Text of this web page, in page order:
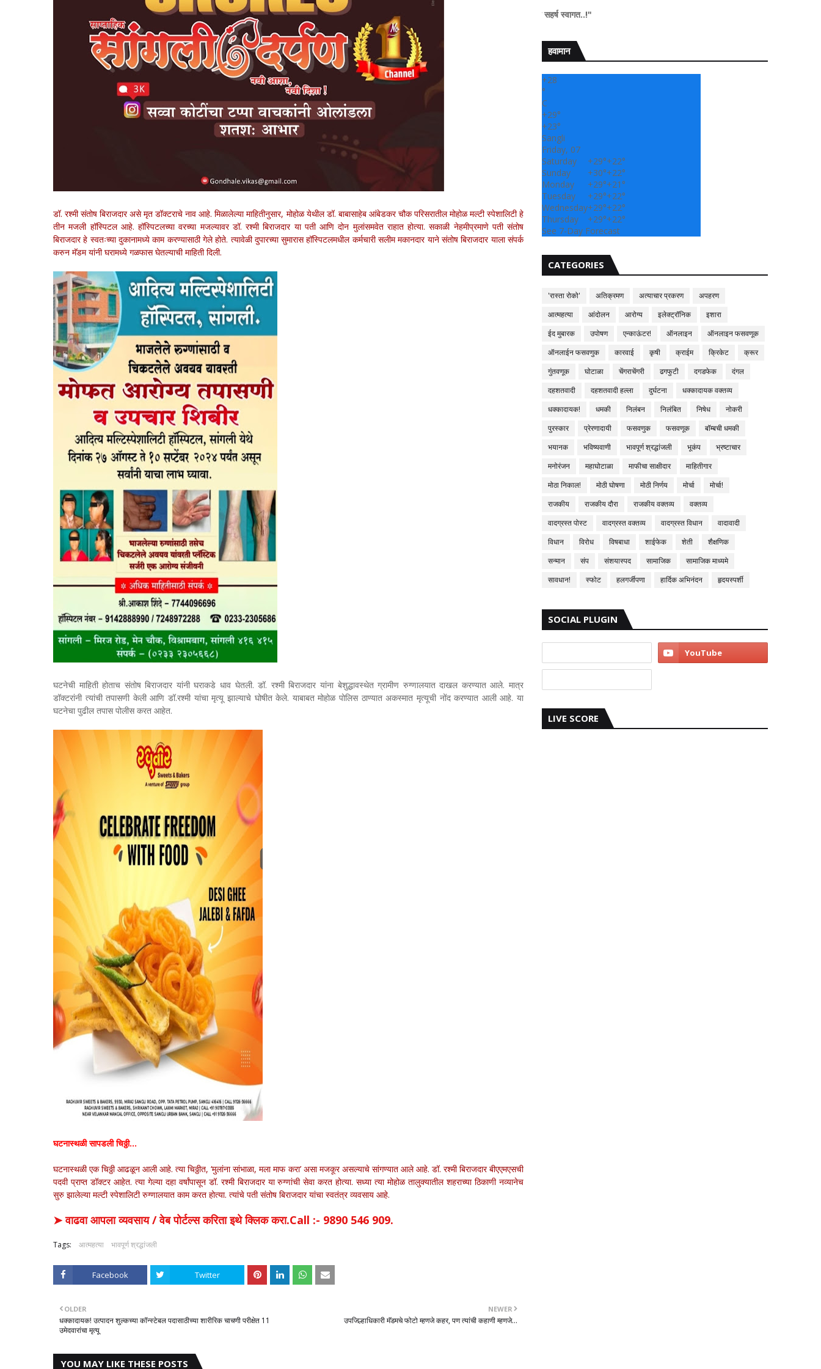
डॉ. रश्मी संतोष बिराजदार असे मृत डॉक्टराचे नाव आहे. मिळालेल्या माहितीनुसार, मोहोळ येथील डॉ. बाबासाहेब आंबेडकर चौक परिसरातील मोहोळ मल्टी स्पेशालिटी हे
तीन मजली हॉस्पिटल आहे. हॉस्पिटलच्या वरच्या मजल्यावर डॉ. रश्मी बिराजदार या पती आणि दोन मुलांसमवेत राहात होत्या. सकाळी नेहमीप्रमाणे पती संतोष
बिराजदार हे स्वतःच्या दुकानामध्ये काम करण्यासाठी गेले होते. त्यावेळी दुपारच्या सुमारास हॉस्पिटलमधील कर्मचारी सलीम मकानदार याने संतोष बिराजदार याला संपर्क
करुन मॅडम यांनी घरामध्ये गळफास घेतल्याची माहिती दिली.
घटनेची माहिती होताच संतोष बिराजदार यांनी घराकडे धाव घेतली. डॉ. रश्मी बिराजदार यांना बेशुद्धावस्थेत ग्रामीण रुग्णालयात दाखल करण्यात आले. मात्र
डॉक्टरांनी त्यांची तपासणी केली आणि डॉ.रश्मी यांचा मृत्यू झाल्याचे घोषीत केले. याबाबत मोहोळ पोलिस ठाण्यात अकस्मात मृत्यूची नोंद करण्यात आली आहे. या
घटनेचा पुढील तपास पोलीस करत आहेत.
घटनास्थळी सापडली चिठ्ठी…
घटनास्थळी एक चिठ्ठी आढळून आली आहे. त्या चिठ्ठीत, ‘मुलांना सांभाळा, मला माफ करा’ असा मजकूर असल्याचे सांगण्यात आले आहे. डॉ. रश्मी बिराजदार बीएएमएसची
पदवी प्राप्त डॉक्टर आहेत. त्या गेल्या दहा वर्षांपासून डॉ. रश्मी बिराजदार या रुग्णांची सेवा करत होत्या. सध्या त्या मोहोळ तालुक्यातील शहराच्या ठिकाणी नव्यानेच
सुरु झालेल्या मल्टी स्पेशालिटी रुग्णालयात काम करत होत्या. त्यांचे पती संतोष बिराजदार यांचा स्वतंत्र व्यवसाय आहे.
➤ वाढवा आपला व्यवसाय / वेब पोर्टल्स करिता इथे क्लिक करा.Call :- 9890 546 909.
Tags: आत्महत्या भावपूर्ण श्रद्धांजली
Facebook Twitter
NEWER
उपजिल्हाधिकारी मॅडमचे फोटो म्हणजे कहर, पण त्यांची कहाणी म्हणजे...
OLDER
धक्कादायक! उत्पादन शुल्कच्या कॉन्स्टेबल पदासाठीच्या शारीरिक चाचणी परीक्षेत 11
उमेदवारांचा मृत्यू
YOU MAY LIKE THESE POSTS
हवामान
+28
°
C
+29°
+23°
Sangli
Friday, 07
Saturday
+29°+22°
Sunday
+30°+22°
Monday
+29°+21°
Tuesday
+29°+22°
Wednesday+29°+22°
Thursday
+29°+22°
See 7-Day Forecast
CATEGORIES
'रास्ता रोको' अतिक्रमण अत्याचार प्रकरण
अपहरण
आत्महत्या
आंदोलन आरोग्य इलेक्ट्रॉनिक
इशारा
ईद मुबारक
उपोषण एन्काऊंटर! ऑनलाइन
ऑनलाइन फसवणूक
ऑनलाईन फसवणुक
कारवाई कृषी क्राईम क्रिकेट
क्रूर
गुंतवणूक
घोटाळा चेंगराचेंगरी ढगफुटी दगडफेक
दंगल
दहशतवादी
दहशतवादी हल्ला दुर्घटना
धक्कादायक वक्तव्य
धक्कादायक!
धमकी निलंबन निलंबित निषेध
नोकरी
पुरस्कार
प्रेरणादायी फसवणुक फसवणूक
बॉम्बची धमकी
भयानक
भविष्यवाणी भावपूर्ण श्रद्धांजली भूकंप
भ्रष्टाचार
मनोरंजन
महाघोटाळा माफीचा साक्षीदार
माहितीगार
मोठा निकाल!
मोठी घोषणा मोठी निर्णय मोर्चा
मोर्चा!
राजकीय
राजकीय दौरा राजकीय वक्तव्य
वक्तव्य
वादग्रस्त पोस्ट
वादग्रस्त वक्तव्य वादग्रस्त विधान
वादावादी
विधान
विरोध विषबाधा शाईफेक शेती
शैक्षणिक
सन्मान
संप संशयास्पद सामाजिक
सामाजिक माध्यमे
सावधान!
स्फोट हलगर्जीपणा हार्दिक अभिनंदन हृदयस्पर्शी
SOCIAL PLUGIN
LIVE SCORE